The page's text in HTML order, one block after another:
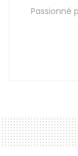
Passionné